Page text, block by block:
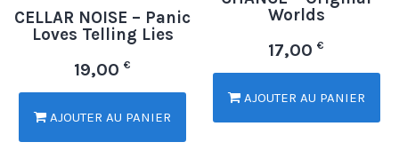
CELLAR NOISE – Panic
Loves Telling Lies
19,00€
AJOUTER AU PANIER
Worlds
17,00€
AJOUTER AU PANIER